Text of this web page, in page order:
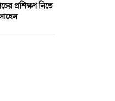
প্রশিক্ষণ নিতে